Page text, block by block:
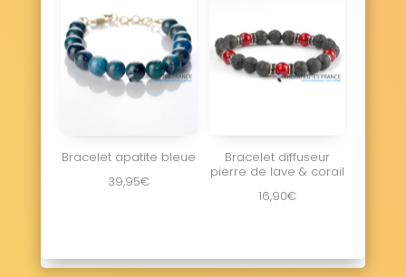
Bracelet apatite bleue
39,95€
Bracelet diffuseur
pierre de lave & corail
16,90€